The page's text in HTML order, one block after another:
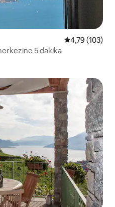
5 üzerinden
4,79 (103)
5 dakika
arasında